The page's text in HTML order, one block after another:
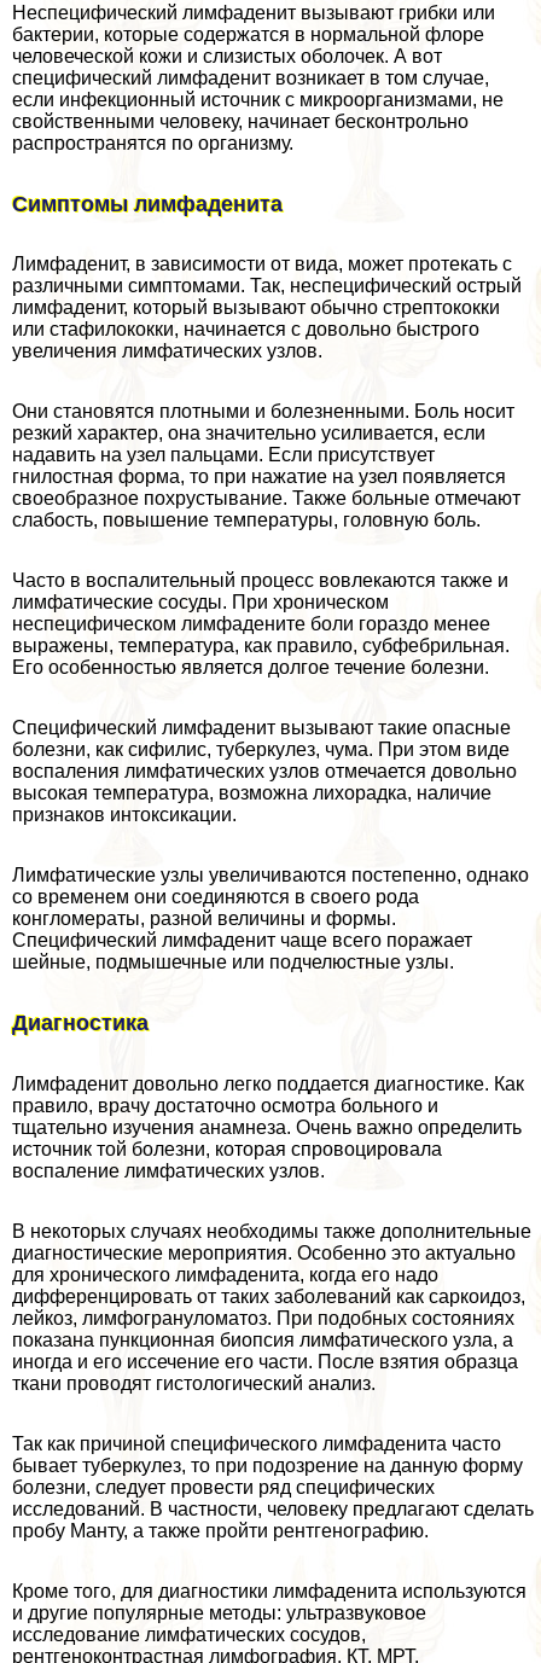
Неспецифический лимфаденит вызывают грибки или
бактерии, которые содержатся в нормальной флоре
человеческой кожи и слизистых оболочек. А вот
специфический лимфаденит возникает в том случае,
если инфекционный источник с микроорганизмами, не
свойственными человеку, начинает бесконтрольно
распространятся по организму.
Симптомы лимфаденита
Лимфаденит, в зависимости от вида, может протекать с
различными симптомами. Так, неспецифический острый
лимфаденит, который вызывают обычно стрептококки
или стафилококки, начинается с довольно быстрого
увеличения лимфатических узлов.
Они становятся плотными и болезненными. Боль носит
резкий хаpaктер, она значительно усиливается, если
надавить на узел пальцами. Если присутствует
гнилостная форма, то при нажатие на узел появляется
своеобразное похрустывание. Также больные отмечают
слабость, повышение температуры, головную боль.
Часто в воспалительный процесс вовлекаются также и
лимфатические сосуды. При хроническом
неспецифическом лимфадените боли гораздо менее
выражены, температура, как правило, субфебрильная.
Его особенностью является долгое течение болезни.
Специфический лимфаденит вызывают такие опасные
болезни, как сифилис, туберкулез, чума. При этом виде
воспаления лимфатических узлов отмечается довольно
высокая температура, возможна лихорадка, наличие
признаков интоксикации.
Лимфатические узлы увеличиваются постепенно, однако
со временем они соединяются в своего рода
конгломераты, разной величины и формы.
Специфический лимфаденит чаще всего поражает
шейные, подмышечные или подчелюстные узлы.
Диагностика
Лимфаденит довольно легко поддается диагностике. Как
правило, врачу достаточно осмотра больного и
тщательно изучения анамнеза. Очень важно определить
источник той болезни, которая спровоцировала
воспаление лимфатических узлов.
В некоторых случаях необходимы также дополнительные
диагностические мероприятия. Особенно это актуально
для хронического лимфаденита, когда его надо
дифференцировать от таких заболеваний как саркоидоз,
лейкоз, лимфогрануломатоз. При подобных состояниях
показана пункционная биопсия лимфатического узла, а
иногда и его иссечение его части. После взятия образца
ткани проводят гистологический анализ.
Так как причиной специфического лимфаденита часто
бывает туберкулез, то при подозрение на данную форму
болезни, следует провести ряд специфических
исследований. В частности, человеку предлагают сделать
пробу Манту, а также пройти рентгенографию.
Кроме того, для диагностики лимфаденита используются
и другие популярные методы: ультразвуковое
исследование лимфатических сосудов,
рентгеноконтрастная лимфография, КТ, МРТ.